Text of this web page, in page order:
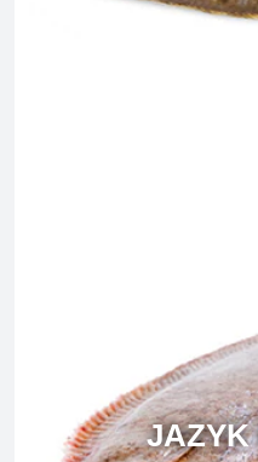
JAZYK